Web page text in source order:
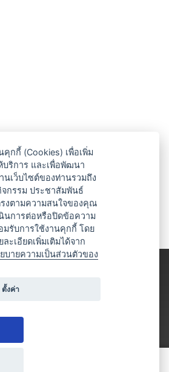
คุกกี้ (Cookies) เพื่อเพิ่ม
บริการ และเพื่อพัฒนา
เว็บไซต์ของท่านรวมถึง
กรรม ประชาสัมพันธ์
งตามความสนใจของคุณ
นการต่อหรือปิดข้อความ
รับการใช้งานคุกกี้ โดย
ะเอียดเพิ่มเติมได้จาก
บายความเป็นส่วนตัวของ
ตั้งค่า